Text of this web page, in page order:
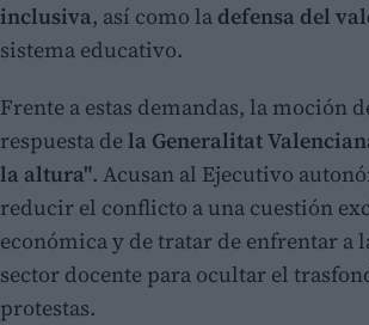
inclusiva, así como la defensa del
sistema educativo.
Frente a estas demandas, la moción
respuesta dela Generalitat
la altura". Acusan al Ejecutivo
reducir el conflicto a una cuestión
económica y de tratar de enfrentar a
sector docente para ocultar el
protestas.